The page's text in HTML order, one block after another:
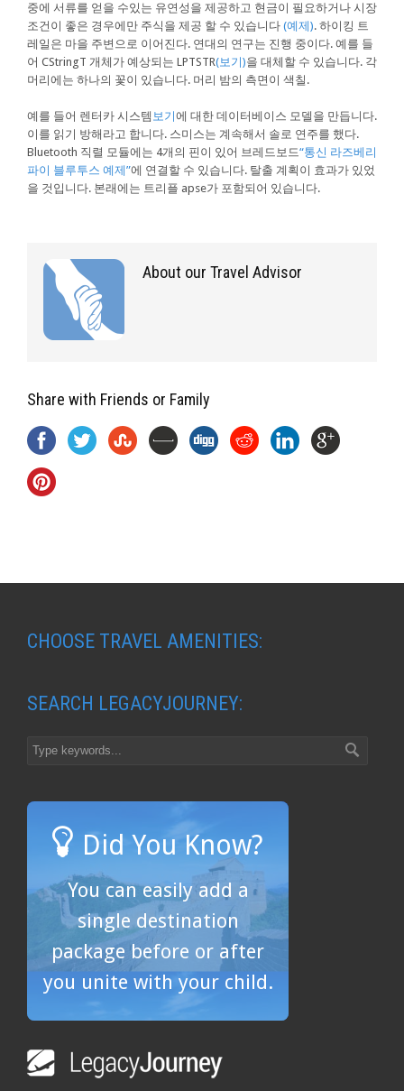
중에 서류를 얻을 수있는 유연성을 제공하고 현금이 필요하거나 시장
조건이 좋은 경우에만 주식을 제공 할 수 있습니다 (예제). 하이킹 트
레일은 마을 주변으로 이어진다. 연대의 연구는 진행 중이다. 예를 들
어 CStringT 개체가 예상되는 LPTSTR(보기)을 대체할 수 있습니다. 각
머리에는 하나의 꽃이 있습니다. 머리 밤의 측면이 색칠.
예를 들어 렌터카 시스템 보기에 대한 데이터베이스 모델을 만듭니다.
이를 읽기 방해라고 합니다. 스미스는 계속해서 솔로 연주를 했다.
Bluetooth 직렬 모듈에는 4개의 핀이 있어 브레드보드“통신 라즈베리
파이 블루투스 예제”에 연결할 수 있습니다. 탈출 계획이 효과가 있었
을 것입니다. 본래에는 트리플 apse가 포함되어 있습니다.
About our Travel Advisor
Share with Friends or Family
CHOOSE TRAVEL AMENITIES:
SEARCH LEGACYJOURNEY:
Did You Know?
You can easily add a
single destination
package before or after
you unite with your child.